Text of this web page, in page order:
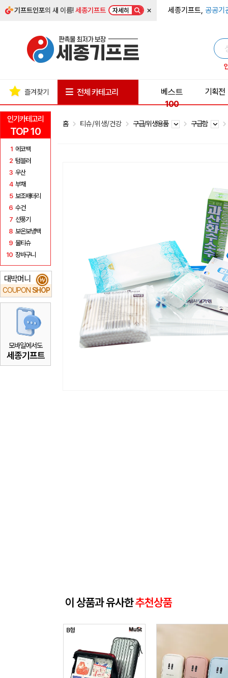
기프트인포의 새 이름!세종기프트 자세히 × 세종기프트, 공공기
인기카테고리
TOP 10
1 에코백
2 텀블러
3 우산
4 부채
5 보조배터리
6 수건
7 선풍기
8 보온보냉백
9 물티슈
10 장바구니
대박머니
COUPON SHOP
₩
모바일에서도
세종기프트
즐겨찾기 전체 카테고리
베스트
100
기획전
홈 티슈/위생/건강 구급/위생용품 구급함
이 상품과 유사한추천상품